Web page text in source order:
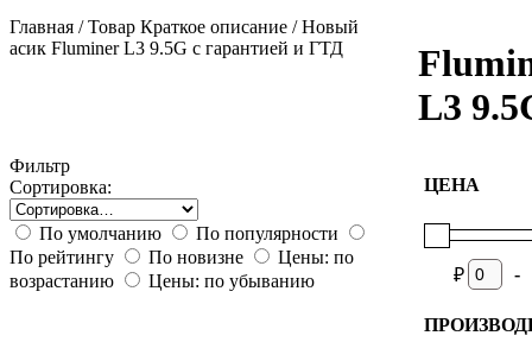
Главная / Товар Краткое описание / Новый
асик Fluminer L3 9.5G с гарантией и ГТД
L3
Фильтр
Сортировка:
По умолчанию
По популярности
По рейтингу
По новизне
Цены: по
возрастанию
Цены: по убыванию
ЦЕНА
₽ -